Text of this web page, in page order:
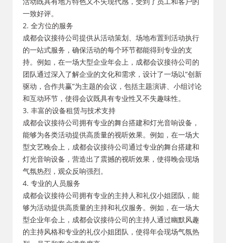
一致好评。
2. 全方位的服务
成都会议接待公司提供从活动策划、场地布置到活动执行
的一站式服务，确保活动的每个环节都能得到专业的支
持。例如，在一场大型企业年会上，成都会议接待公司的
团队通过深入了解企业的文化和需求，设计了一场以“创新
驱动，合作共赢”为主题的会议，包括主题演讲、小组讨论
和互动环节，使得会议既具有专业性又不失趣味性。
3. 丰富的设备租赁与技术支持
成都会议接待公司拥有专业的舞台搭建和灯光音响设备，
能够为各类活动提供高质量的视听效果。例如，在一场大
型文艺晚会上，成都会议接待公司通过专业的舞台搭建和
灯光音响设备，营造出了震撼的视听效果，使得晚会现场
气氛热烈，观众反响强烈。
4. 专业的人员服务
成都会议接待公司拥有专业的主持人和礼仪小姐团队，能
够为活动提供高质量的主持和礼仪服务。例如，在一场大
型企业年会上，成都会议接待公司的主持人通过幽默风趣
的主持风格和专业的礼仪小姐团队，使得年会现场气氛热